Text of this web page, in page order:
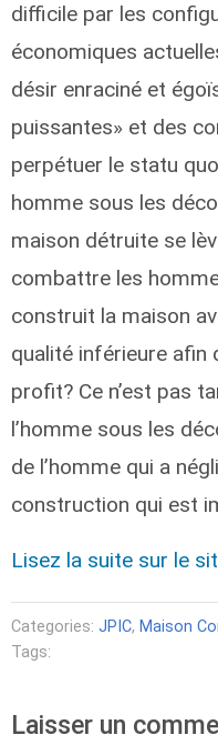
difficile par les
économiques
désir enraciné et
puissantes» et des
perpétuer le statu
homme sous les
maison détruite se
combattre les
construit la maison
qualité inférieure afin
profit? Ce n’est pas
l’homme sous les
de l’homme qui a
construction qui est
Lisez la suite sur le
Categories: JPIC, Maison
Tags:
Laisser un